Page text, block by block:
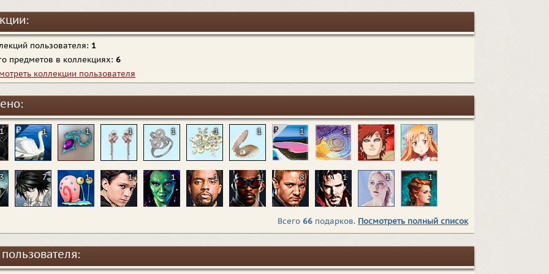
пользователя: 1
предметов в коллекциях: 6
коллекции пользователя
1 1 1 1 1 1 1 1 1 1 5
3 7 1 1 1 1 1 8 1 1 1
Всего 66 подарков. Посмотреть полный список